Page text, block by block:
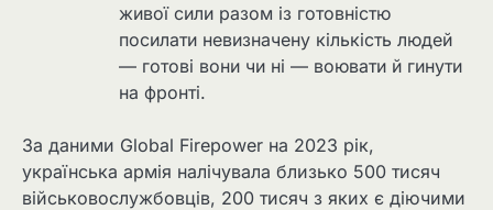
живої сили разом із готовністю
посилати невизначену кількість людей
— готові вони чи ні — воювати й гинути
на фронті.
За даними Global Firepower на 2023 рік,
українська армія налічувала близько 500 тисяч
військовослужбовців, 200 тисяч з яких є діючими